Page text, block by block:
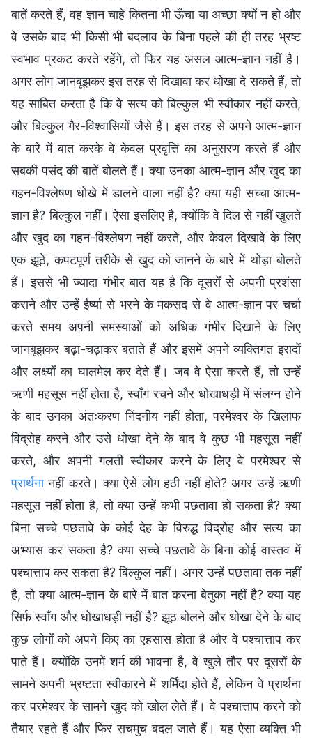
बातें करते हैं, वह ज्ञान चाहे कितना भी ऊँचा या अच्छा क्यों न हो और
वे उसके बाद भी किसी भी बदलाव के बिना पहले की ही तरह भ्रष्ट
स्वभाव प्रकट करते रहेंगे, तो फिर यह असल आत्म-ज्ञान नहीं है।
अगर लोग जानबूझकर इस तरह से दिखावा कर धोखा दे सकते हैं, तो
यह साबित करता है कि वे सत्य को बिल्कुल भी स्वीकार नहीं करते,
और बिल्कुल गैर-विश्वासियों जैसे हैं। इस तरह से अपने आत्म-ज्ञान
के बारे में बात करके वे केवल प्रवृत्ति का अनुसरण करते हैं और
सबकी पसंद की बातें बोलते हैं। क्या उनका आत्म-ज्ञान और खुद का
गहन-विश्लेषण धोखे में डालने वाला नहीं है? क्या यही सच्चा आत्म-
ज्ञान है? बिल्कुल नहीं। ऐसा इसलिए है, क्योंकि वे दिल से नहीं खुलते
और खुद का गहन-विश्लेषण नहीं करते, और केवल दिखावे के लिए
एक झूठे, कपटपूर्ण तरीके से खुद को जानने के बारे में थोड़ा बोलते
हैं। इससे भी ज्यादा गंभीर बात यह है कि दूसरों से अपनी प्रशंसा
कराने और उन्हें ईर्ष्या से भरने के मकसद से वे आत्म-ज्ञान पर चर्चा
करते समय अपनी समस्याओं को अधिक गंभीर दिखाने के लिए
जानबूझकर बढ़ा-चढ़ाकर बताते हैं और इसमें अपने व्यक्तिगत इरादों
और लक्ष्यों का घालमेल कर देते हैं। जब वे ऐसा करते हैं, तो उन्हें
ऋणी महसूस नहीं होता है, स्वाँग रचने और धोखाधड़ी में संलग्न होने
के बाद उनका अंतःकरण निंदनीय नहीं होता, परमेश्वर के खिलाफ
विद्रोह करने और उसे धोखा देने के बाद वे कुछ भी महसूस नहीं
करते, और अपनी गलती स्वीकार करने के लिए वे परमेश्वर से
प्रार्थनानहीं करते। क्या ऐसे लोग हठी नहीं होते? अगर उन्हें ऋणी
महसूस नहीं होता है, तो क्या उन्हें कभी पछतावा हो सकता है? क्या
बिना सच्चे पछतावे के कोई देह के विरुद्ध विद्रोह और सत्य का
अभ्यास कर सकता है? क्या सच्चे पछतावे के बिना कोई वास्तव में
पश्चात्ताप कर सकता है? बिल्कुल नहीं। अगर उन्हें पछतावा तक नहीं
है, तो क्या आत्म-ज्ञान के बारे में बात करना बेतुका नहीं है? क्या यह
सिर्फ स्वाँग और धोखाधड़ी नहीं है? झूठ बोलने और धोखा देने के बाद
कुछ लोगों को अपने किए का एहसास होता है और वे पश्चात्ताप कर
पाते हैं। क्योंकि उनमें शर्म की भावना है, वे खुले तौर पर दूसरों के
सामने अपनी भ्रष्टता स्वीकारने में शर्मिंदा होते हैं, लेकिन वे प्रार्थना
कर परमेश्वर के सामने खुद को खोल लेते हैं। वे पश्चात्ताप करने को
तैयार रहते हैं और फिर सचमुच बदल जाते हैं। यह ऐसा व्यक्ति भी